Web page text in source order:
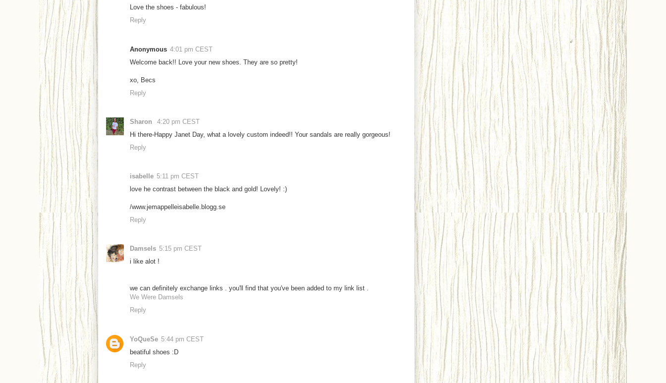
Love the shoes - fabulous!
Reply
Anonymous 4:01 pm CEST
Welcome back!! Love your new shoes. They are so pretty!
xo, Becs
Reply
Sharon
4:20 pm CEST
Hi there-Happy Janet Day, what a lovely custom indeed!! Your sandals are really gorgeous!
Reply
isabelle 5:11 pm CEST
love he contrast between the black and gold! Lovely! :)
/www.jemappelleisabelle.blogg.se
Reply
Damsels 5:15 pm CEST
i like alot !
we can definitely exchange links . you'll find that you've been added to my link list .
We Were Damsels
Reply
YoQueSe 5:44 pm CEST
beatiful shoes :D
Reply